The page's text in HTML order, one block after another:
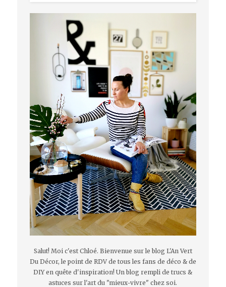
Salut! Moi c'est Chloé. Bienvenue sur le blog L'An Vert
Du Décor, le point de RDV de tous les fans de déco & de
DIY en quête d'inspiration! Un blog rempli de trucs &
astuces sur l'art du "mieux-vivre" chez soi.